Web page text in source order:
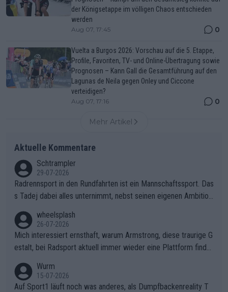
der Königsetappe im völligen Chaos entschieden
werden
Aug 07, 17:45 0
Vuelta a Burgos 2026: Vorschau auf die 5. Etappe,
Profile, Favoriten, TV- und Online-Übertragung sowie
Prognosen – Kann Gall die Gesamtführung auf den
Lagunas de Neila gegen Onley und Ciccone
verteidigen?
Aug 07, 17:16 0
Mehr Artikel
Aktuelle Kommentare
Schtrampler
29-07-2026
Radrennsport in den Rundfahrten ist ein Mannschaftssport. Das
s Tadej dabei alles unternimmt, nebst seinen eigenen Ambition
ganze Team auch mental stark zu machen und konkret am Erf
olg teilzuhaben, ist ihm ganz hoch anzurechnen. Das ist ein Zei
chen weit über den Radsport hinaus.
wheelsplash
26-07-2026
Mich interessiert ernsthaft, warum Armstrong, diese traurige G
estalt, bei Radsport aktuell immer wieder eine Plattform finde
Wurm
15-07-2026
Auf Sport1 läuft noch was anderes, als Dumpfbackenreality T